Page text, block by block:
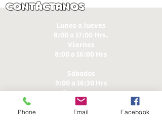
Contáctanos
Lunes a Jueves
8:00 a 17:00 Hrs.
Viernes
8:00 a 16:00 Hrs​
Sábados
9:00 a 16:30 Hrs
Domingos
9:00 a 14:30 Hrs
Phone Email Facebook